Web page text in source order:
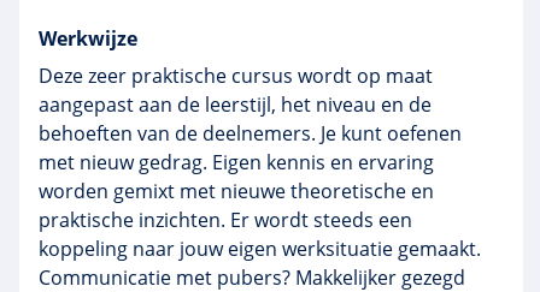
Werkwijze
Deze zeer praktische cursus wordt op maat
aangepast aan de leerstijl, het niveau en de
behoeften van de deelnemers. Je kunt oefenen
met nieuw gedrag. Eigen kennis en ervaring
worden gemixt met nieuwe theoretische en
praktische inzichten. Er wordt steeds een
koppeling naar jouw eigen werksituatie gemaakt.
Communicatie met pubers? Makkelijker gezegd